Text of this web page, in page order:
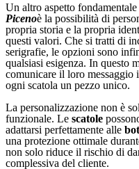
Un altro aspetto fondamentale
Picenoè la possibilità di
propria storia e la propria
questi valori. Che si tratti di
serigrafie, le opzioni sono
qualsiasi esigenza. In questo
comunicare il loro messaggio
ogni scatola un pezzo unico.
La personalizzazione non è
funzionale. Le scatole
adattarsi perfettamente alle
una protezione ottimale
non solo riduce il rischio di
complessiva del cliente.